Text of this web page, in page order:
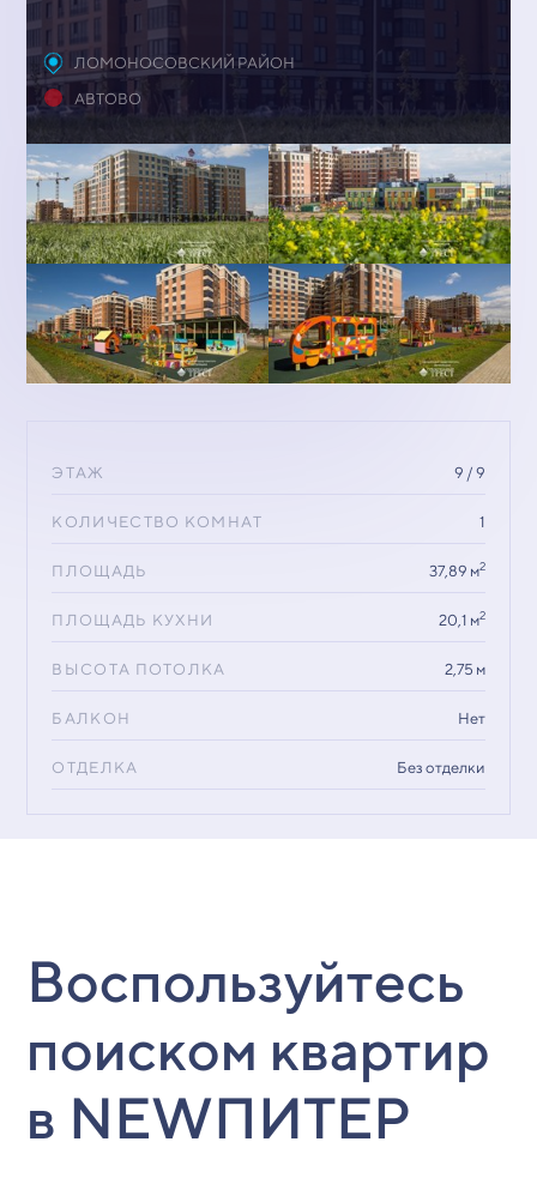
ЛОМОНОСОВСКИЙ РАЙОН
АВТОВО
ЭТАЖ 9 / 9
КОЛИЧЕСТВО КОМНАТ 1
ПЛОЩАДЬ 37,89 м2
ПЛОЩАДЬ КУХНИ 20,1 м2
ВЫСОТА ПОТОЛКА 2,75 м
БАЛКОН Нет
ОТДЕЛКА Без отделки
Воспользуйтесь
поиском квартир
в NEWПИТЕР